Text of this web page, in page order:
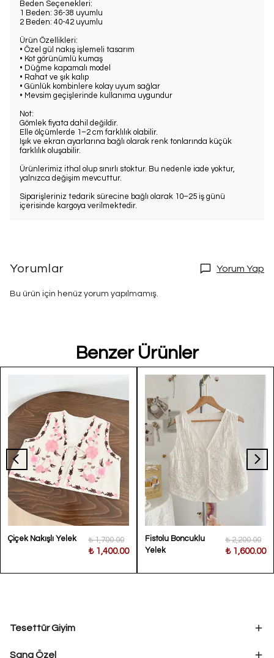
Beden Seçenekleri:
1 Beden: 36-38 uyumlu
2 Beden: 40-42 uyumlu
Ürün Özellikleri:
• Özel gül nakış işlemeli tasarım
• Kot görünümlü kumaş
• Düğme kapamalı model
• Rahat ve şık kalıp
• Günlük kombinlere kolay uyum sağlar
• Mevsim geçişlerinde kullanıma uygundur
Not:
Gömlek fiyata dahil değildir.
Elle ölçümlerde 1–2 cm farklılık olabilir.
Işık ve ekran ayarlarına bağlı olarak renk tonlarında küçük
farklılık oluşabilir.
Ürünlerimiz ithal olup sınırlı stoktur. Bu nedenle iade yoktur,
yalnızca değişim mevcuttur.
Siparişleriniz tedarik sürecine bağlı olarak 10–25 iş günü
içerisinde kargoya verilmektedir.
Yorumlar Yorum Yap
Bu ürün için henüz yorum yapılmamış.
Benzer Ürünler
Çiçek Nakışlı Yelek ₺ 1,700.00
₺ 1,400.00
Fistolu Boncuklu
Yelek
₺ 2,200.00
₺ 1,600.00
Tesettür Giyim
Sana Özel